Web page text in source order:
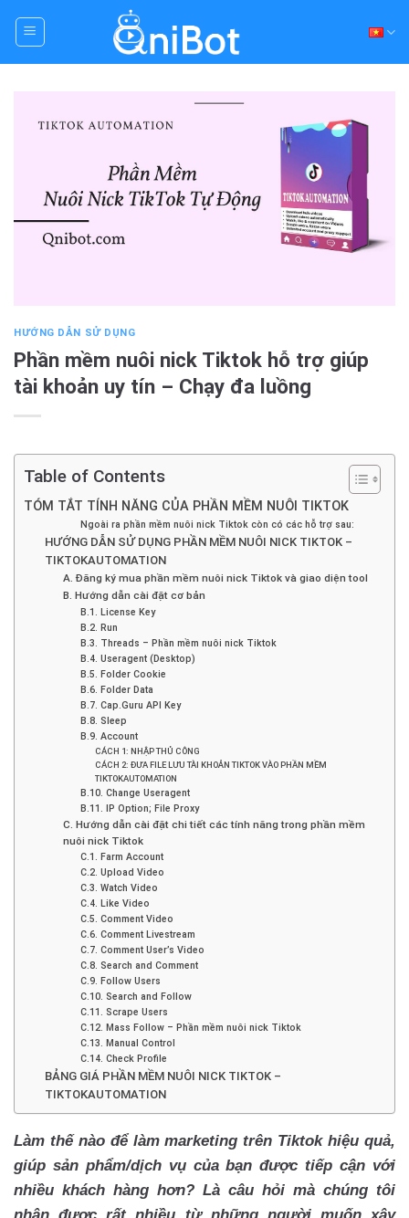
HƯỚNG DẪN SỬ DỤNG
Phần mềm nuôi nick Tiktok hỗ trợ giúp
tài khoản uy tín – Chạy đa luồng
Table of Contents
TÓM TẮT TÍNH NĂNG CỦA PHẦN MỀM NUÔI TIKTOK
Ngoài ra phần mềm nuôi nick Tiktok còn có các hỗ trợ sau:
HƯỚNG DẪN SỬ DỤNG PHẦN MỀM NUÔI NICK TIKTOK –
TIKTOKAUTOMATION
A. Đăng ký mua phần mềm nuôi nick Tiktok và giao diện tool
B. Hướng dẫn cài đặt cơ bản
B.1. License Key
B.2. Run
B.3. Threads – Phần mềm nuôi nick Tiktok
B.4. Useragent (Desktop)
B.5. Folder Cookie
B.6. Folder Data
B.7. Cap.Guru API Key
B.8. Sleep
B.9. Account
CÁCH 1: NHẬP THỦ CÔNG
CÁCH 2: ĐƯA FILE LƯU TÀI KHOẢN TIKTOK VÀO PHẦN MỀM
TIKTOKAUTOMATION
B.10. Change Useragent
B.11. IP Option; File Proxy
C. Hướng dẫn cài đặt chi tiết các tính năng trong phần mềm
nuôi nick Tiktok
C.1. Farm Account
C.2. Upload Video
C.3. Watch Video
C.4. Like Video
C.5. Comment Video
C.6. Comment Livestream
C.7. Comment User’s Video
C.8. Search and Comment
C.9. Follow Users
C.10. Search and Follow
C.11. Scrape Users
C.12. Mass Follow – Phần mềm nuôi nick Tiktok
C.13. Manual Control
C.14. Check Profile
BẢNG GIÁ PHẦN MỀM NUÔI NICK TIKTOK –
TIKTOKAUTOMATION
Làm thế nào để làm marketing trên Tiktok hiệu quả,
giúp sản phẩm/dịch vụ của bạn được tiếp cận với
nhiều khách hàng hơn? Là câu hỏi mà chúng tôi